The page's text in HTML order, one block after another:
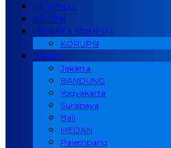
NASIONAL
POLITIK
HUKUM & KRIMINAL
KORUPSI
Daerah
Jakarta
BANDUNG
Yogyakarta
Surabaya
Bali
MEDAN
Palembang